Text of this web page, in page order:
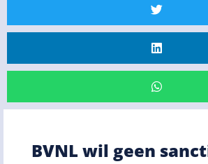
BVNL wil geen